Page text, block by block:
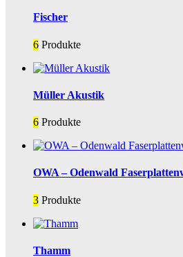
Fischer
6 Produkte
Müller Akustik
6 Produkte
OWA – Odenwald
3 Produkte
Thamm